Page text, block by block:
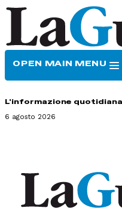
OPEN MAIN MENU
L'informazione
6 agosto 2026